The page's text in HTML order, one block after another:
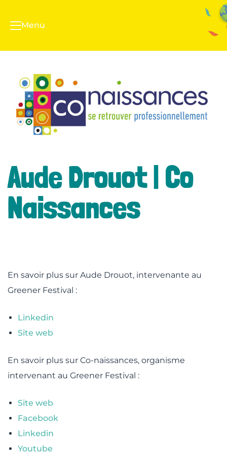
Menu
Aude Drouot | Co
Naissances
En savoir plus sur Aude Drouot, intervenante au
Greener Festival :
Linkedin
Site web
En savoir plus sur Co-naissances, organisme
intervenant au Greener Festival :
Site web
Facebook
Linkedin
Youtube